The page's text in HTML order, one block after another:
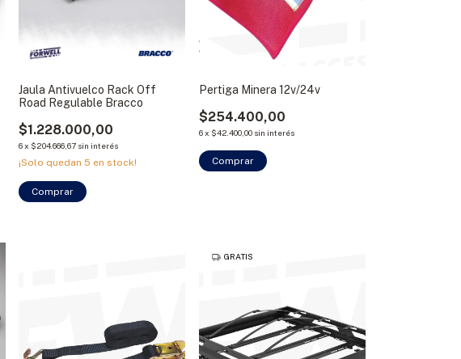
Jaula Antivuelco Rack Off
Road Regulable Bracco
$1.228.000,00
6x $204.666,67 sin interés
¡Solo quedan5 en stock!
Comprar
Pertiga Minera 12v/24v
$254.400,00
6 x $42.400,00 sin interés
Comprar
GRATIS